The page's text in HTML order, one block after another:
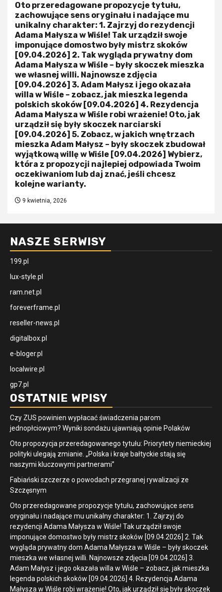
Oto przeredagowane propozycje tytułu,
zachowujące sens oryginału i nadające mu
unikalny charakter: 1. Zajrzyj do rezydencji
Adama Małysza w Wiśle! Tak urządził swoje
imponujące domostwo były mistrz skoków
[09.04.2026] 2. Tak wygląda prywatny dom
Adama Małysza w Wiśle – były skoczek mieszka
we własnej willi. Najnowsze zdjęcia
[09.04.2026] 3. Adam Małysz i jego okazała
willa w Wiśle – zobacz, jak mieszka legenda
polskich skoków [09.04.2026] 4. Rezydencja
Adama Małysza w Wiśle robi wrażenie! Oto, jak
urządził się były skoczek narciarski
[09.04.2026] 5. Zobacz, w jakich wnętrzach
mieszka Adam Małysz – były skoczek zbudował
wyjątkową willę w Wiśle [09.04.2026] Wybierz,
która z propozycji najlepiej odpowiada Twoim
oczekiwaniom lub daj znać, jeśli chcesz
kolejne warianty.
9 kwietnia, 2026
NASZE SERWISY
199.pl
lux-style.pl
ram.net.pl
foreverframe.pl
reseller-news.pl
digitalbox.pl
e-bloger.pl
localwire.pl
gp7.pl
OSTATNIE WPISY
Czy ZUS powinien wypłacać świadczenia parom
jednopłciowym? Wyniki sondażu ujawniają opinie Polaków
Oto propozycja przeredagowanego tytułu: Priorytety niemieckiej
polityki ulegają zmianie. „Polska i kraje bałtyckie stają się
naszymi kluczowymi partnerami”
Fabiański szczerze o powodach przegranej rywalizacji ze
Szczęsnym
Oto przeredagowane propozycje tytułu, zachowujące sens
oryginału i nadające mu unikalny charakter: 1. Zajrzyj do
rezydencji Adama Małysza w Wiśle! Tak urządził swoje
imponujące domostwo były mistrz skoków [09.04.2026] 2. Tak
wygląda prywatny dom Adama Małysza w Wiśle – były skoczek
mieszka we własnej willi. Najnowsze zdjęcia [09.04.2026] 3.
Adam Małysz i jego okazała willa w Wiśle – zobacz, jak mieszka
legenda polskich skoków [09.04.2026] 4. Rezydencja Adama
Małysza w Wiśle robi wrażenie! Oto, jak urządził się były skoczek